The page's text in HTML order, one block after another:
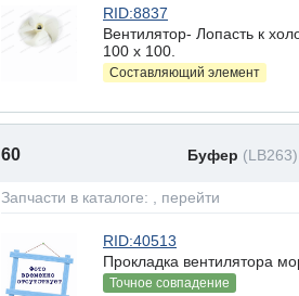
RID:8837
Вентилятор- Лопасть к
100 х 100.
Составляющий элемент
60 Буфер (LB263)
Запчасти в каталоге: , перейти
RID:40513
Прокладка вентилятора
Точное совпадение